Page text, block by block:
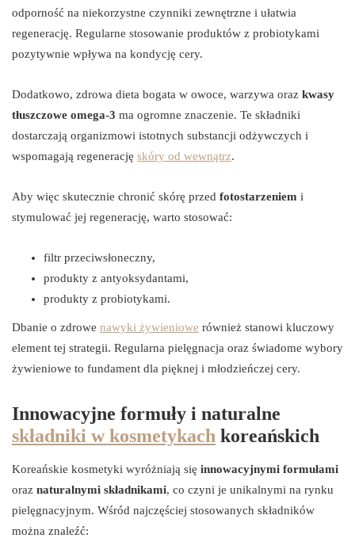
odporność na niekorzystne czynniki zewnętrzne i ułatwia
regenerację. Regularne stosowanie produktów z probiotykami
pozytywnie wpływa na kondycję cery.
Dodatkowo, zdrowa dieta bogata w owoce, warzywa oraz kwasy
tłuszczowe omega-3 ma ogromne znaczenie. Te składniki
dostarczają organizmowi istotnych substancji odżywczych i
wspomagają regenerację skóry od wewnątrz.
Aby więc skutecznie chronić skórę przed fotostarzeniem i
stymulować jej regenerację, warto stosować:
filtr przeciwsłoneczny,
produkty z antyoksydantami,
produkty z probiotykami.
Dbanie o zdrowe nawyki żywieniowe również stanowi kluczowy
element tej strategii. Regularna pielęgnacja oraz świadome wybory
żywieniowe to fundament dla pięknej i młodzieńczej cery.
Innowacyjne formuły i naturalne
składniki w kosmetykach koreańskich
Koreańskie kosmetyki wyróżniają się innowacyjnymi formułami
oraz naturalnymi składnikami, co czyni je unikalnymi na rynku
pielęgnacyjnym. Wśród najczęściej stosowanych składników
można znaleźć: